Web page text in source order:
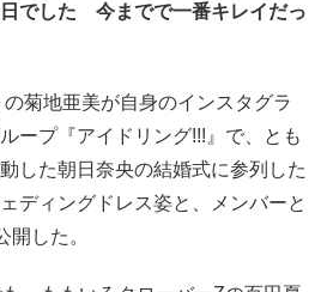
日でした 今までで一番キレイだっ
菊地亜美が自身のインスタグラ
ープ『アイドリング!!!』で、とも
した朝日奈央の結婚式に参列した
ディングドレス姿と、メンバーと
開した。